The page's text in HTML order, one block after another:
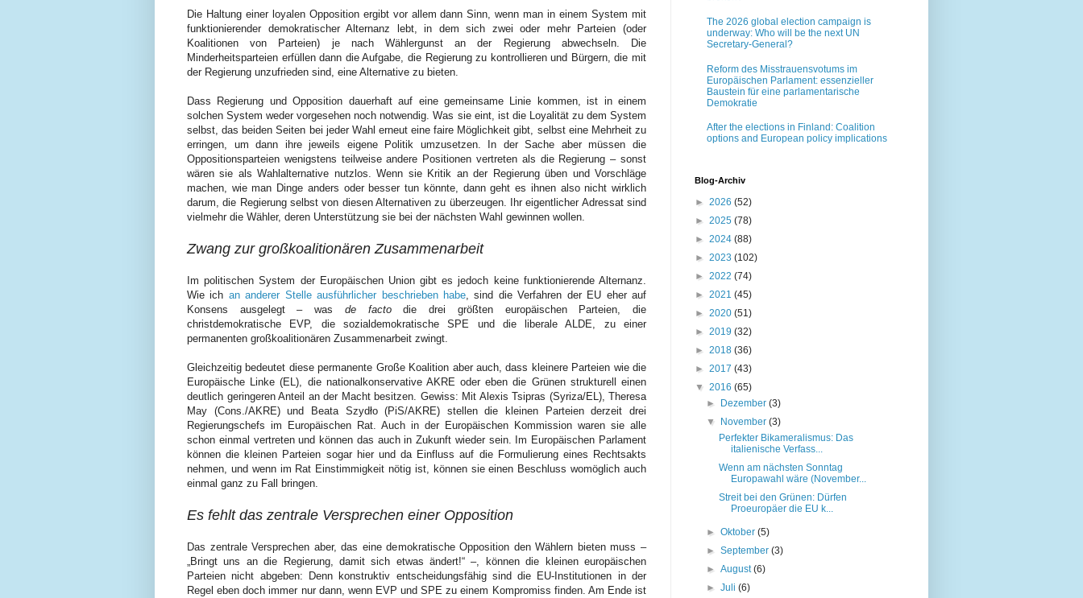
Die Haltung einer loyalen Opposition ergibt vor allem dann Sinn, wenn man in einem System mit
funktionierender demokratischer Alternanz lebt, in dem sich zwei oder mehr Parteien (oder
Koalitionen von Parteien) je nach Wählergunst an der Regierung abwechseln. Die
Minderheitsparteien erfüllen dann die Aufgabe, die Regierung zu kontrollieren und Bürgern, die mit
der Regierung unzufrieden sind, eine Alternative zu bieten.
Dass Regierung und Opposition dauerhaft auf eine gemeinsame Linie kommen, ist in einem
solchen System weder vorgesehen noch notwendig. Was sie eint, ist die Loyalität zu dem System
selbst, das beiden Seiten bei jeder Wahl erneut eine faire Möglichkeit gibt, selbst eine Mehrheit zu
erringen, um dann ihre jeweils eigene Politik umzusetzen. In der Sache aber müssen die
Oppositionsparteien wenigstens teilweise andere Positionen vertreten als die Regierung – sonst
wären sie als Wahlalternative nutzlos. Wenn sie Kritik an der Regierung üben und Vorschläge
machen, wie man Dinge anders oder besser tun könnte, dann geht es ihnen also nicht wirklich
darum, die Regierung selbst von diesen Alternativen zu überzeugen. Ihr eigentlicher Adressat sind
vielmehr die Wähler, deren Unterstützung sie bei der nächsten Wahl gewinnen wollen.
Zwang zur großkoalitionären Zusammenarbeit
Im politischen System der Europäischen Union gibt es jedoch keine funktionierende Alternanz.
Wie ich an anderer Stelle ausführlicher beschrieben habe, sind die Verfahren der EU eher auf
Konsens ausgelegt – was de factodie drei größten europäischen Parteien, die
christdemokratische EVP, die sozialdemokratische SPE und die liberale ALDE, zu einer
permanenten großkoalitionären Zusammenarbeit zwingt.
Gleichzeitig bedeutet diese permanente Große Koalition aber auch, dass kleinere Parteien wie die
Europäische Linke (EL), die nationalkonservative AKRE oder eben die Grünen strukturell einen
deutlich geringeren Anteil an der Macht besitzen. Gewiss: Mit Alexis Tsipras (Syriza/EL), Theresa
May (Cons./AKRE) und Beata Szydło (PiS/AKRE) stellen die kleinen Parteien derzeit drei
Regierungschefs im Europäischen Rat. Auch in der Europäischen Kommission waren sie alle
schon einmal vertreten und können das auch in Zukunft wieder sein. Im Europäischen Parlament
können die kleinen Parteien sogar hier und da Einfluss auf die Formulierung eines Rechtsakts
nehmen, und wenn im Rat Einstimmigkeit nötig ist, können sie einen Beschluss womöglich auch
einmal ganz zu Fall bringen.
Es fehlt das zentrale Versprechen einer Opposition
Das zentrale Versprechen aber, das eine demokratische Opposition den Wählern bieten muss –
„Bringt uns an die Regierung, damit sich etwas ändert!“ –, können die kleinen europäischen
Parteien nicht abgeben: Denn konstruktiv entscheidungsfähig sind die EU-Institutionen in der
Regeleben doch immer nur dann, wenn EVP und SPE zu einem Kompromiss finden. Am Ende ist
The 2026 global election campaign is
underway: Who will be the next UN
Secretary-General?
Reform des Misstrauensvotums im
Europäischen Parlament: essenzieller
Baustein für eine parlamentarische
Demokratie
After the elections in Finland: Coalition
options and European policy implications
Blog-Archiv
► 2026 (52)
► 2025 (78)
► 2024 (88)
► 2023 (102)
► 2022 (74)
► 2021 (45)
► 2020 (51)
► 2019 (32)
► 2018 (36)
► 2017 (43)
▼ 2016 (65)
► Dezember(3)
▼ November(3)
Perfekter Bikameralismus: Das
italienische Verfass...
Wenn am nächsten Sonntag
Europawahl wäre (November...
Streit bei den Grünen: Dürfen
Proeuropäer die EU k...
►Oktober(5)
►September(3)
►August(6)
►Juli(6)